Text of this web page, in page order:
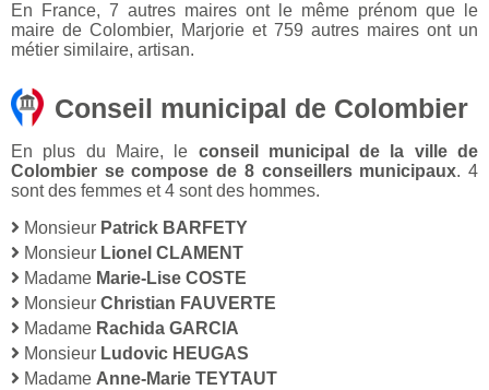
En France, 7 autres maires ont le même prénom que le
maire de Colombier, Marjorie et 759 autres maires ont un
métier similaire, artisan.
Conseil municipal de Colombier
En plus du Maire, le conseil municipal de la ville de
Colombier se compose de 8 conseillers municipaux. 4
sont des femmes et 4 sont des hommes.
Monsieur Patrick BARFETY
Monsieur Lionel CLAMENT
Madame Marie-Lise COSTE
Monsieur Christian FAUVERTE
Madame Rachida GARCIA
Monsieur Ludovic HEUGAS
Madame Anne-Marie TEYTAUT